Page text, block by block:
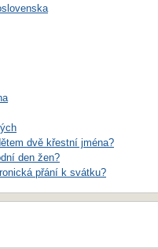
dvě křestní jména?
den žen?
přání k svátku?